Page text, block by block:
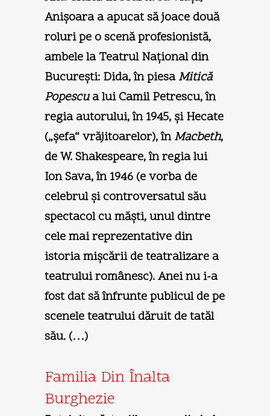
Anişoara a apucat să joace două
roluri pe o scenă profesionistă,
ambele la Teatrul Naţional din
Bucureşti: Dida, în piesaMitică
Popescua lui Camil Petrescu, în
regia autorului, în 1945, şi Hecate
(„şefa“ vrăjitoarelor), înMacbeth,
de W. Shakespeare, în regia lui
Ion Sava, în 1946 (e vorba de
celebrul şi controversatul său
spectacol cu măşti, unul dintre
cele mai reprezentative din
istoria mişcării de teatralizare a
teatrului românesc). Anei nu i-a
fost dat să înfrunte publicul de pe
scenele teatrului dăruit de tatăl
său. (…)
Familia Din Înalta
Burghezie